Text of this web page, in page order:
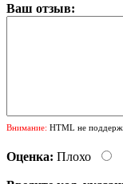
Ваш отзыв:
Внимание: HTML не
Оценка: Плохо